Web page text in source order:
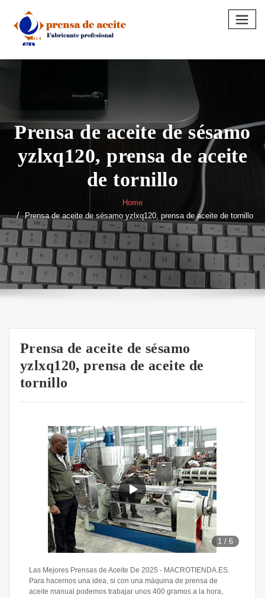
content
Prensa de aceite de sésamo
yzlxq120, prensa de aceite
de tornillo
Home
Prensa de aceite de sésamo yzlxq120, prensa de aceite de tornillo
Prensa de aceite de sésamo
yzlxq120, prensa de aceite de
tornillo
1 /6
Las Mejores Prensas de Aceite De 2025 - MACROTIENDA.ES.
Para hacernos una idea, si con una máquina de prensa de
aceite manual podemos trabajar unos 400 gramos a la hora,